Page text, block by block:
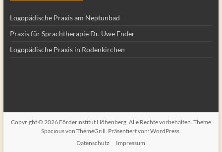
Logopädische Praxis am Neptunbad
Praxis für Sprachtherapie Dr. Uwe Ender
Logopädische Praxis in Rodenkirchen
Copyright © 2026 Förderinstitut Höhenberg. Alle Rechte vorbehalten. Theme
Spaciousvon ThemeGrill. Präsentiert von: WordPress.
Datenschutz
Impressum